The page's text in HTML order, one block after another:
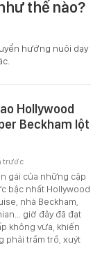
thế nào?
hướng nuôi dạy
Hollywood
Beckham lột
gái của những cặp
bậc nhất Hollywood
nhà Beckham,
giờ đây đã đạt
không vừa, khiến
phải trầm trồ, xuýt
trước